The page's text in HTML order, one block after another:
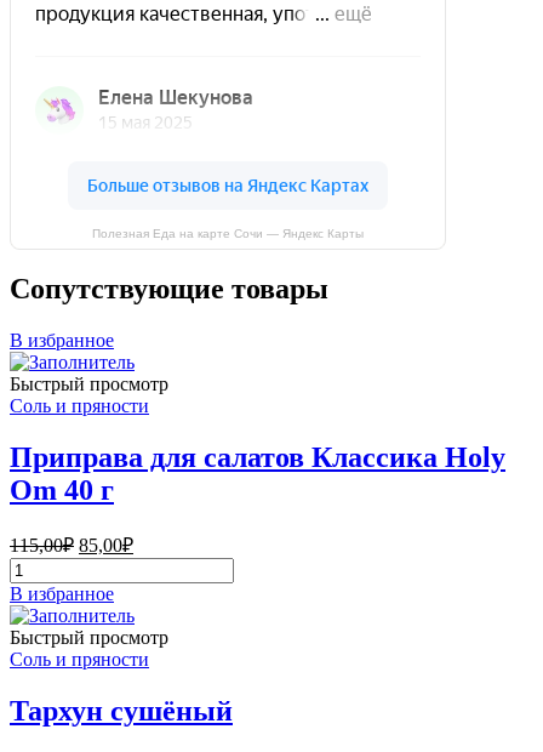
Полезная Еда на карте Сочи — Яндекс Карты
Сопутствующие товары
В избранное
Быстрый просмотр
Соль и пряности
Приправа для салатов Классика Holy
Om 40 г
115,00₽ Первоначальная
цена
составляла
115,00₽.
85,00₽Текущая
цена:
85,00₽.
Количество
товара
Приправа
для
салатов
Классика
Holy
Om
В избранное
Быстрый просмотр
Соль и пряности
Тархун сушёный